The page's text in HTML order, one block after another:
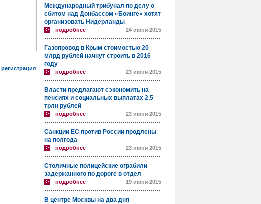
регистрация
Международный трибунал по делу о
сбитом над Донбассом «Боинге» хотят
организовать Нидерланды
подробнее 24 июня 2015
Газопровод в Крым стоимостью 20
млрд рублей начнут строить в 2016
году
подробнее 23 июня 2015
Власти предлагают сэкономить на
пенсиях и социальных выплатах 2,5
трлн рублей
подробнее 23 июня 2015
Санкции ЕС против России продлены
на полгода
подробнее 23 июня 2015
Столичные полицейские ограбили
задержанного по дороге в отдел
подробнее 19 июня 2015
В центре Москвы на два дня